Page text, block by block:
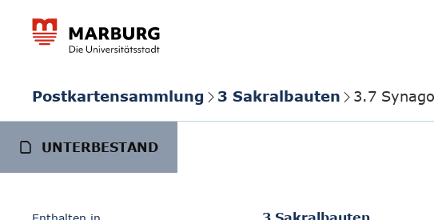
Postkartensammlung 3 Sakralbauten 3.7
UNTERBESTAND